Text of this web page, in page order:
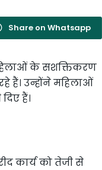
Share on Whatsapp
के सशक्तिकरण
हैं। उन्होंने महिलाओं
हैं।
कार्य को तेजी से